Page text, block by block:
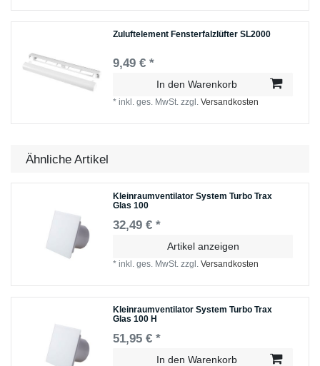
Zuluftelement Fensterfalzlüfter SL2000
9,49 € *
In den Warenkorb
*inkl. ges. MwSt. zzgl.Versandkosten
Ähnliche Artikel
Kleinraumventilator System Turbo Trax
Glas 100
32,49 € *
Artikel anzeigen
*inkl. ges. MwSt. zzgl.Versandkosten
Kleinraumventilator System Turbo Trax
Glas 100 H
51,95 € *
In den Warenkorb